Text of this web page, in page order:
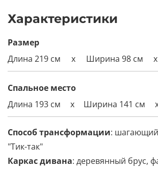
Характеристики
Размер
Длина 219 см
x Ширина 98 см x
Спальное место
Длина 193 см
x Ширина 141 см
Способ трансформации:
"Тик-так"
Каркас дивана: деревянный брус,